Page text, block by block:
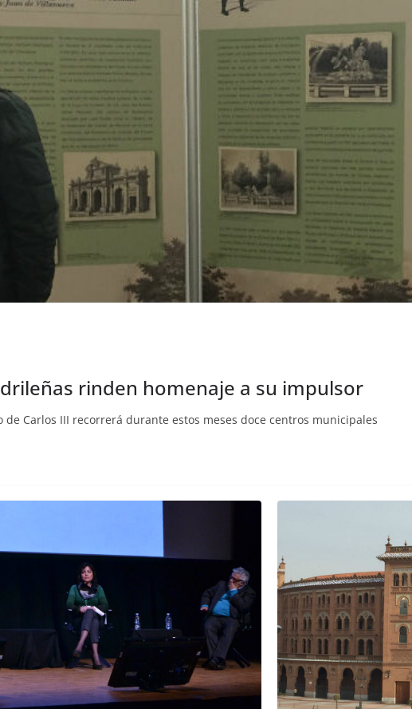
rinden homenaje a su impulsor
de Carlos III recorrerá durante estos meses doce centros municipales